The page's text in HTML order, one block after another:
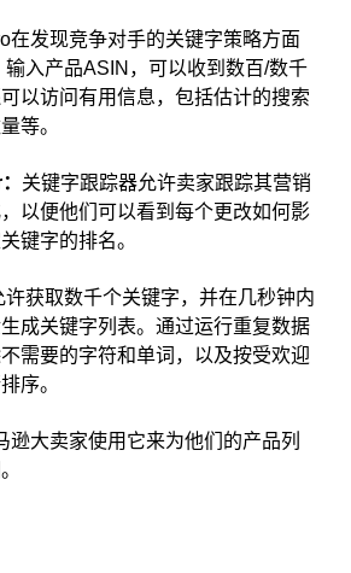
在发现竞争对手的关键字策略方面
入产品ASIN，可以收到数百/数千
以访问有用信息，包括估计的搜索
等。
关键字跟踪器允许卖家跟踪其营销
以便他们可以看到每个更改如何影
键字的排名。
许获取数千个关键字，并在几秒钟内
成关键字列表。通过运行重复数据
需要的字符和单词，以及按受欢迎
序。
逊大卖家使用它来为他们的产品列